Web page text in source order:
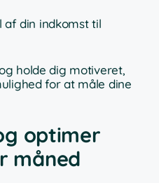
din indkomst til
holde dig motiveret,
for at måle dine
optimer
måned